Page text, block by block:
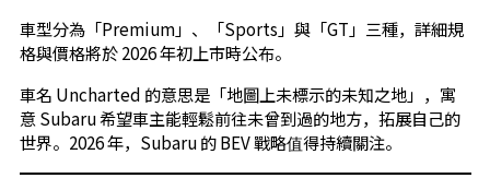
車型分為「Premium」、「Sports」與「GT」三種，詳細規
格與價格將於 2026 年初上市時公布。
車名 Uncharted 的意思是「地圖上未標示的未知之地」，寓
意 Subaru 希望車主能輕鬆前往未曾到過的地方，拓展自己的
世界。2026 年，Subaru 的 BEV 戰略值得持續關注。